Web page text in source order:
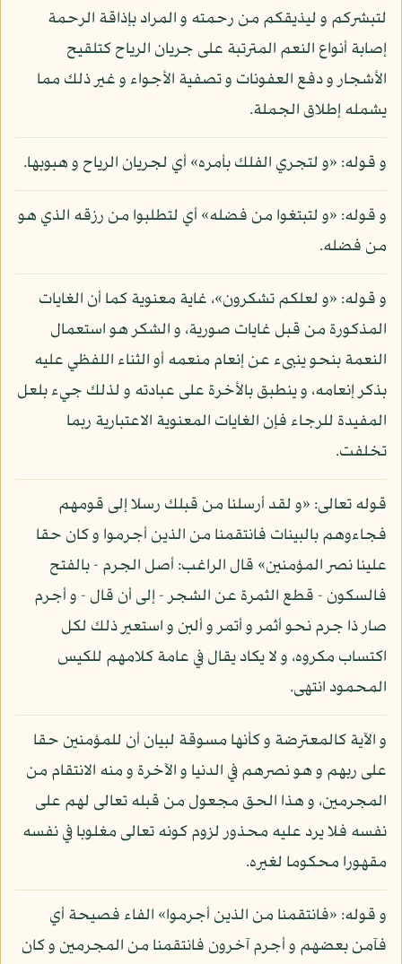
لتبشركم و ليذيقكم من رحمته و المراد بإذاقة الرحمة
إصابة أنواع النعم المترتبة على جريان الرياح كتلقيح
الأشجار و دفع العفونات و تصفية الأجواء و غير ذلك مما
يشمله إطلاق الجملة.
و قوله: «و لتجري الفلك بأمره» أي لجريان الرياح و هبوبها.
و قوله: «و لتبتغوا من فضله» أي لتطلبوا من رزقه الذي هو
من فضله.
و قوله: «و لعلكم تشكرون»، غاية معنوية كما أن الغايات
المذكورة من قبل غايات صورية، و الشكر هو استعمال
النعمة بنحو ينبىء عن إنعام منعمه أو الثناء اللفظي عليه
بذكر إنعامه، و ينطبق بالأخرة على عبادته و لذلك جيء بلعل
المفيدة للرجاء فإن الغايات المعنوية الاعتبارية ربما
تخلفت.
قوله تعالى: «و لقد أرسلنا من قبلك رسلا إلى قومهم
فجاءوهم بالبينات فانتقمنا من الذين أجرموا و كان حقا
علينا نصر المؤمنين» قال الراغب: أصل الجرم - بالفتح
فالسكون - قطع الثمرة عن الشجر - إلى أن قال - و أجرم
صار ذا جرم نحو أثمر و أتمر و ألبن و استعير ذلك لكل
اكتساب مكروه، و لا يكاد يقال في عامة كلامهم للكيس
المحمود انتهى.
و الآية كالمعترضة و كأنها مسوقة لبيان أن للمؤمنين حقا
على ربهم و هو نصرهم في الدنيا و الآخرة و منه الانتقام من
المجرمين، و هذا الحق مجعول من قبله تعالى لهم على
نفسه فلا يرد عليه محذور لزوم كونه تعالى مغلوبا في نفسه
مقهورا محكوما لغيره.
و قوله: «فانتقمنا من الذين أجرموا» الفاء فصيحة أي
فآمن بعضهم و أجرم آخرون فانتقمنا من المجرمين و كان